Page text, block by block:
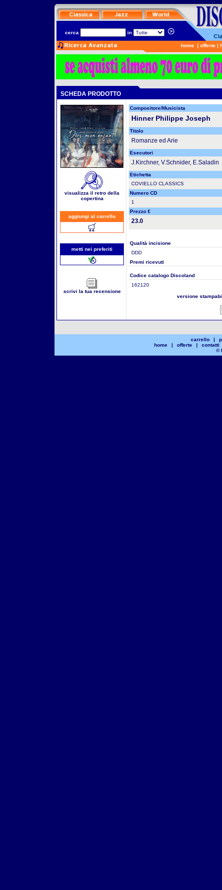
cerca in
home | offerte |
SCHEDA PRODOTTO
visualizza il retro della
copertina
aggiungi al carrello
metti nei preferiti
scrivi la tua recensione
Compositore/Musicista
Hinner Philippe Joseph
Titolo
Romanze ed Arie
Esecutori
J.Kirchner, V.Schnider, E.Saladin
Etichetta
COVIELLO CLASSICS
Numero CD
1
Prezzo €
23.0
Qualità incisione
DDD
Premi ricevuti
Codice catalogo Discoland
162120
versione
carrello |
home
| offerte |
contatti
©